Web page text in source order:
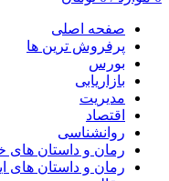
صفحه اصلی
پرفروش ترین ها
بورس
بازاریابی
مدیریت
اقتصاد
روانشناسی
رمان و داستان های
رمان و داستان های